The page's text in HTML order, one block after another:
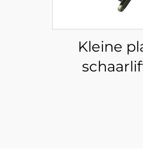
Kleine